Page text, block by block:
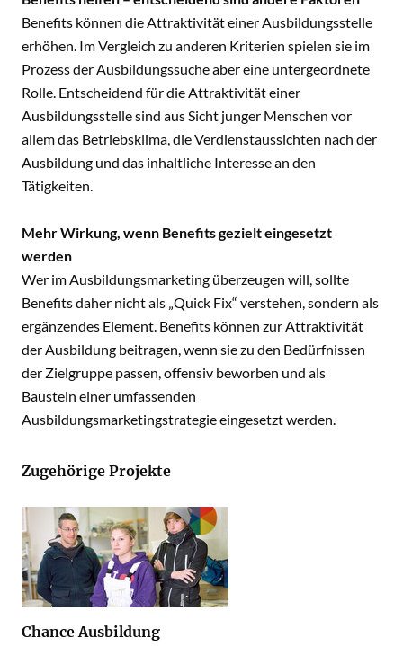
Benefits können die Attraktivität einer Ausbildungsstelle
erhöhen. Im Vergleich zu anderen Kriterien spielen sie im
Prozess der Ausbildungssuche aber eine untergeordnete
Rolle. Entscheidend für die Attraktivität einer
Ausbildungsstelle sind aus Sicht junger Menschen vor
allem das Betriebsklima, die Verdienstaussichten nach der
Ausbildung und das inhaltliche Interesse an den
Tätigkeiten.
Mehr Wirkung, wenn Benefits gezielt eingesetzt
werden
Wer im Ausbildungsmarketing überzeugen will, sollte
Benefits daher nicht als „Quick Fix“ verstehen, sondern als
ergänzendes Element. Benefits können zur Attraktivität
der Ausbildung beitragen, wenn sie zu den Bedürfnissen
der Zielgruppe passen, offensiv beworben und als
Baustein einer umfassenden
Ausbildungsmarketingstrategie eingesetzt werden.
Zugehörige Projekte
Chance Ausbildung